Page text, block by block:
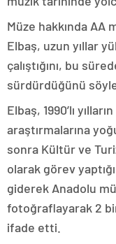
Müze hakkında AA
Elbaş, uzun yıllar
çalıştığını, bu
sürdürdüğünü
Elbaş, 1990’lı
araştırmalarına
sonra Kültür ve
olarak görev
giderek Anadolu
fotoğraflayarak 2
ifade etti.